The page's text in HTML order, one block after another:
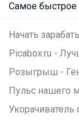
Самое быстрое
Начать
Picabox.ru -
Розыгрыш -
Пульс нашего
Укорачиватель